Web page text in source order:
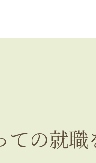
の就